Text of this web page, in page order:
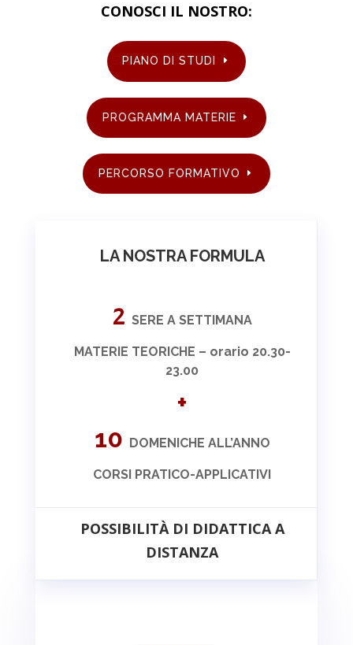
CONOSCI IL NOSTRO:
PIANO DI STUDI
PROGRAMMA MATERIE
PERCORSO FORMATIVO
LA NOSTRA FORMULA
2 SERE A SETTIMANA
MATERIE TEORICHE – orario 20.30-
23.00
+
10
DOMENICHE ALL’ANNO
CORSI PRATICO-APPLICATIVI
POSSIBILITÀ DI DIDATTICA A
DISTANZA